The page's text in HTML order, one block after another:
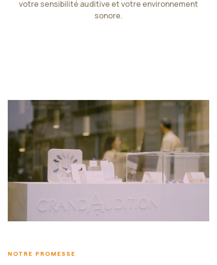
votre sensibilité auditive et votre environnement
sonore.
NOTRE PROMESSE